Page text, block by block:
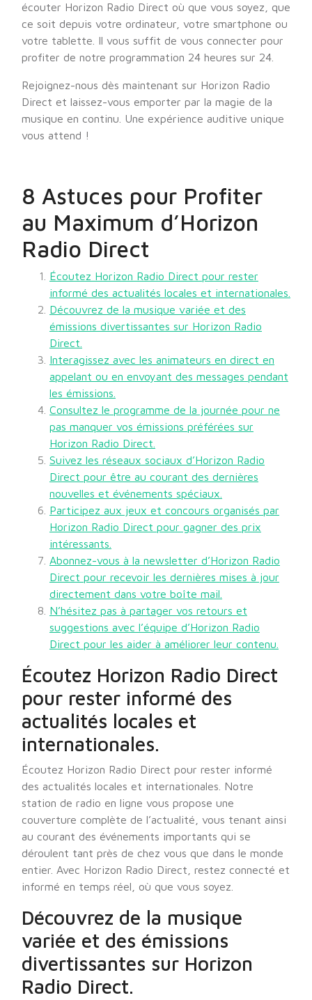
écouter Horizon Radio Direct où que vous soyez, que
ce soit depuis votre ordinateur, votre smartphone ou
votre tablette. Il vous suffit de vous connecter pour
profiter de notre programmation 24 heures sur 24.
Rejoignez-nous dès maintenant sur Horizon Radio
Direct et laissez-vous emporter par la magie de la
musique en continu. Une expérience auditive unique
vous attend !
8 Astuces pour Profiter
au Maximum d’Horizon
Radio Direct
Écoutez Horizon Radio Direct pour rester
informé des actualités locales et internationales.
Découvrez de la musique variée et des
émissions divertissantes sur Horizon Radio
Direct.
Interagissez avec les animateurs en direct en
appelant ou en envoyant des messages pendant
les émissions.
Consultez le programme de la journée pour ne
pas manquer vos émissions préférées sur
Horizon Radio Direct.
Suivez les réseaux sociaux d’Horizon Radio
Direct pour être au courant des dernières
nouvelles et événements spéciaux.
Participez aux jeux et concours organisés par
Horizon Radio Direct pour gagner des prix
intéressants.
Abonnez-vous à la newsletter d’Horizon Radio
Direct pour recevoir les dernières mises à jour
directement dans votre boîte mail.
N’hésitez pas à partager vos retours et
suggestions avec l’équipe d’Horizon Radio
Direct pour les aider à améliorer leur contenu.
Écoutez Horizon Radio Direct
pour rester informé des
actualités locales et
internationales.
Écoutez Horizon Radio Direct pour rester informé
des actualités locales et internationales. Notre
station de radio en ligne vous propose une
couverture complète de l’actualité, vous tenant ainsi
au courant des événements importants qui se
déroulent tant près de chez vous que dans le monde
entier. Avec Horizon Radio Direct, restez connecté et
informé en temps réel, où que vous soyez.
Découvrez de la musique
variée et des émissions
divertissantes sur Horizon
Radio Direct.